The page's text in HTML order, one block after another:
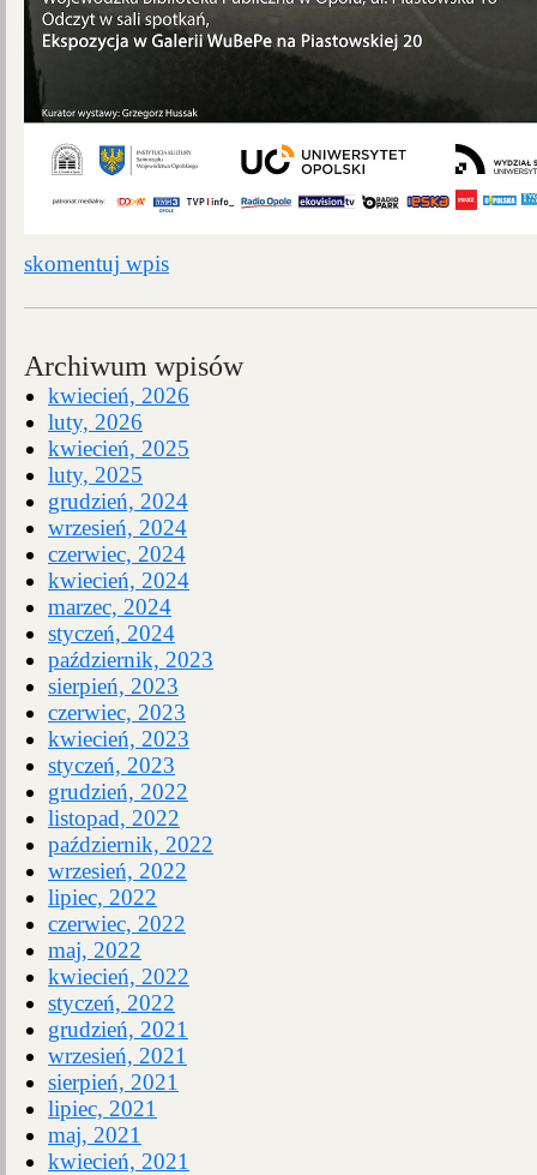
skomentuj wpis
Archiwum wpisów
kwiecień, 2026
luty, 2026
kwiecień, 2025
luty, 2025
grudzień, 2024
wrzesień, 2024
czerwiec, 2024
kwiecień, 2024
marzec, 2024
styczeń, 2024
październik, 2023
sierpień, 2023
czerwiec, 2023
kwiecień, 2023
styczeń, 2023
grudzień, 2022
listopad, 2022
październik, 2022
wrzesień, 2022
lipiec, 2022
czerwiec, 2022
maj, 2022
kwiecień, 2022
styczeń, 2022
grudzień, 2021
wrzesień, 2021
sierpień, 2021
lipiec, 2021
maj, 2021
kwiecień, 2021